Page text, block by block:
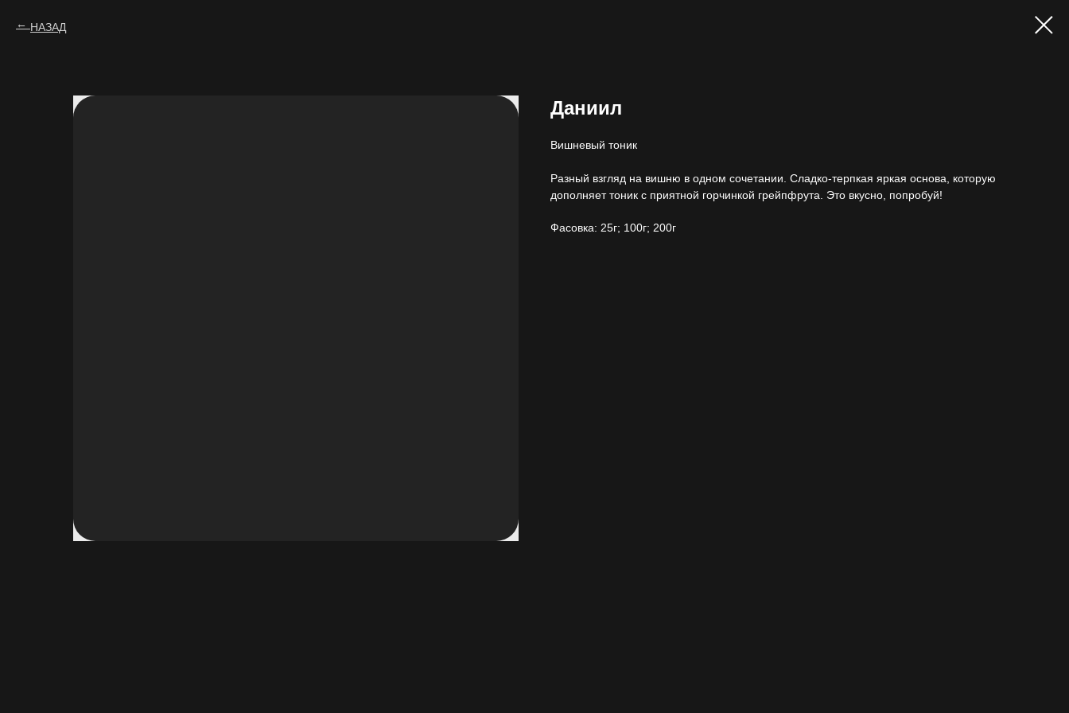
НАЗАД
Даниил
Вишневый тоник
Разный взгляд на вишню в одном сочетании. Сладко-терпкая яркая основа, которую
дополняет тоник с приятной горчинкой грейпфрута. Это вкусно, попробуй!
Фасовка: 25г; 100г; 200г